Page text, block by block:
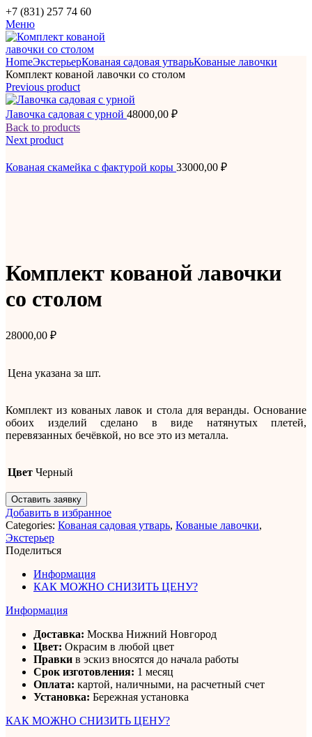
+7 (831) 257 74 60
Меню
HomeЭкстерьерКованая садовая утварьКованые лавочки
Комплект кованой лавочки со столом
Previous product
Лавочка садовая с урной 48000,00 ₽
Back to products
Next product
Кованая скамейка с фактурой коры 33000,00 ₽
Комплект кованой лавочки
со столом
28000,00 ₽
Цена указана за шт.
Комплект из кованых лавок и стола для веранды. Основание
обоих изделий сделано в виде натянутых плетей,
перевязанных бечёвкой, но все это из металла.
Цвет Черный
Оставить заявку
Добавить в избранное
Categories: Кованая садовая утварь, Кованые лавочки,
Экстерьер
Поделиться
Информация
КАК МОЖНО СНИЗИТЬ ЦЕНУ?
Информация
Доставка: Москва Нижний Новгород
Цвет: Окрасим в любой цвет
Правки в эскиз вносятся до начала работы
Срок изготовления: 1 месяц
Оплата: картой, наличными, на расчетный счет
Установка: Бережная установка
КАК МОЖНО СНИЗИТЬ ЦЕНУ?